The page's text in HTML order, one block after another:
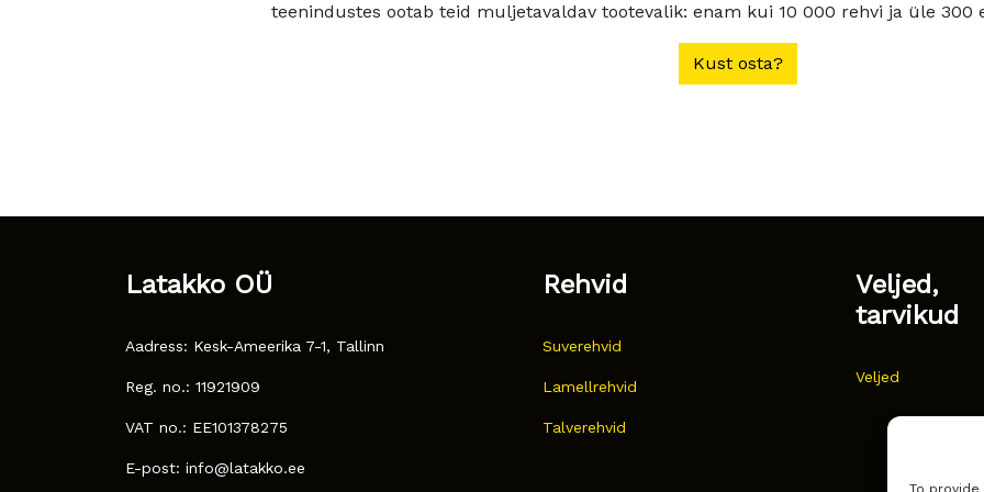
To
teenindustes ootab teid muljetavaldav tootevalik: enam kui 10 000 rehvi ja üle 300
Kust osta?
Latakko OÜ
Aadress: Kesk-Ameerika 7-1, Tallinn
Reg. no.: 11921909
VAT no.: EE101378275
E-post: info@latakko.ee
Rehvid
Suverehvid
Lamellrehvid
Talverehvid
Veljed,
tarvikud
Veljed